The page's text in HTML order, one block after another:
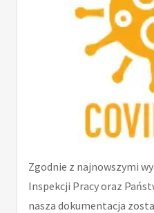
Zgodnie z najnowszymi
Inspekcji Pracy oraz
nasza dokumentacja